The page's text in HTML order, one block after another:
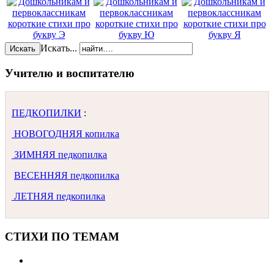
Искать Искать...
Учителю и воспитателю
ПЕДКОПИЛКИ :
НОВОГОДНЯЯ копилка
ЗИМНЯЯ педкопилка
ВЕСЕННЯЯ педкопилка
ЛЕТНЯЯ педкопилка
СТИХИ ПО ТЕМАМ